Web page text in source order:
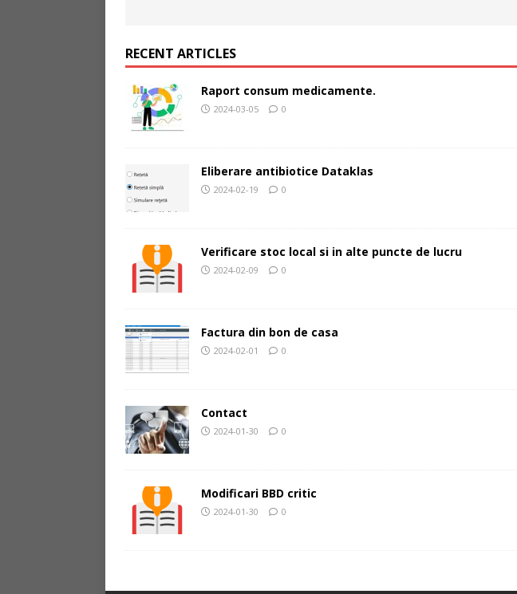
RECENT ARTICLES
Raport consum medicamente.
2024-03-05 0
Eliberare antibiotice Dataklas
2024-02-19 0
Verificare stoc local si in alte puncte de lucru
2024-02-09 0
Factura din bon de casa
2024-02-01 0
Contact
2024-01-30 0
Modificari BBD critic
2024-01-30 0